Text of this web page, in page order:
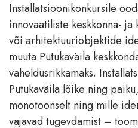
Installatsioonikonkursile
innovaatiliste keskkonna-
või arhitektuuriobjektide
muuta Putukaväila
vaheldusrikkamaks.
Putukaväila lõike ning
monotoonselt ning mille
vajavad tugevdamist –